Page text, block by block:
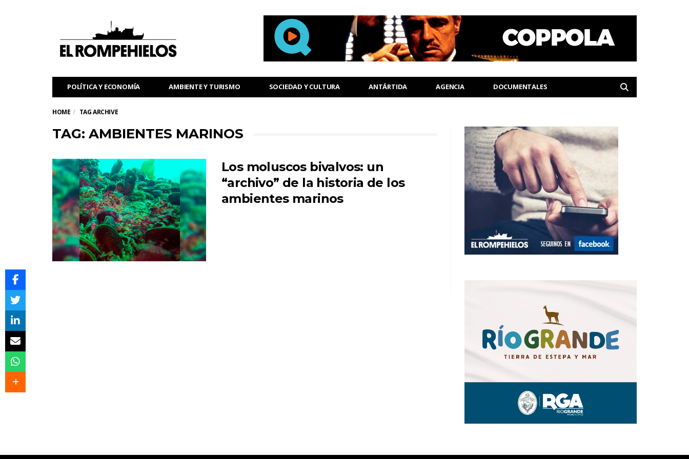
POLÍTICA Y ECONOMÍA AMBIENTE Y TURISMO SOCIEDAD Y CULTURA ANTÁRTIDA AGENCIA DOCUMENTALES
HOME TAG ARCHIVE
TAG: AMBIENTES MARINOS
Los moluscos bivalvos: un
“archivo” de la historia de los
ambientes marinos